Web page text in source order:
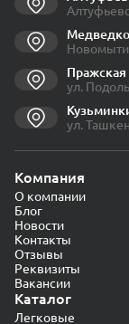
Пражская
ул.
ул.
Компания
О компании
Блог
Новости
Контакты
Отзывы
Реквизиты
Вакансии
Каталог
Легковые